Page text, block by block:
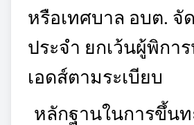
หรือเทศบาล อบต. จั
ประจำ ยกเว้นผู้พิกา
เอดส์ตามระเบียบ
หลักฐานในการขึ้นท